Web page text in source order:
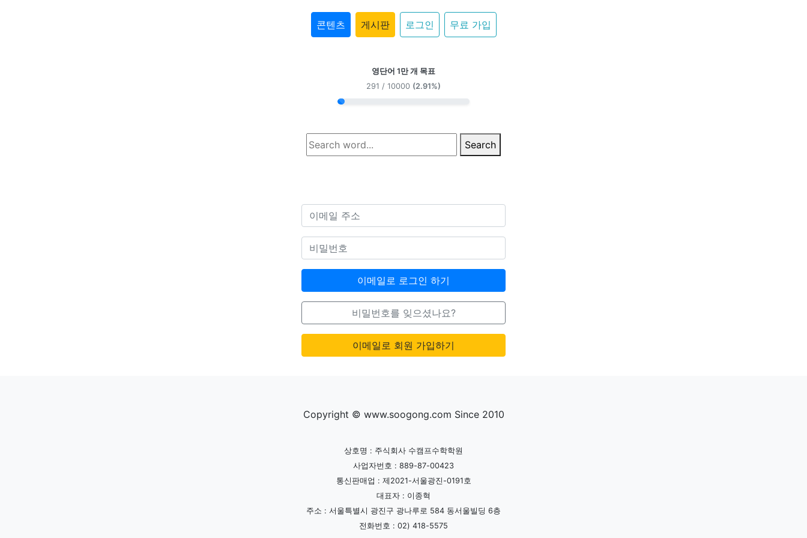
콘텐츠 게시판 로그인 무료 가입
영단어 1만 개 목표
291 / 10000 (2.91%)
Search
이메일로 로그인 하기
비밀번호를 잊으셨나요?
이메일로 회원 가입하기
Copyright © www.soogong.com Since 2010
상호명 : 주식회사 수캠프수학학원
사업자번호 : 889-87-00423
통신판매업 : 제2021-서울광진-0191호
대표자 : 이종혁
주소 : 서울특별시 광진구 광나루로 584 동서울빌딩 6층
전화번호 : 02) 418-5575